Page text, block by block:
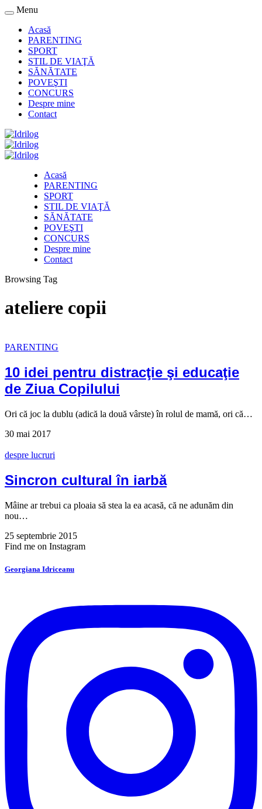
Menu
Acasă
PARENTING
SPORT
STIL DE VIAŢĂ
SĂNĂTATE
POVEŞTI
CONCURS
Despre mine
Contact
Acasă
PARENTING
SPORT
STIL DE VIAŢĂ
SĂNĂTATE
POVEŞTI
CONCURS
Despre mine
Contact
Browsing Tag
ateliere copii
PARENTING
10 idei pentru distracţie şi educaţie
de Ziua Copilului
Ori că joc la dublu (adică la două vârste) în rolul de mamă, ori că…
30 mai 2017
despre lucruri
Sincron cultural în iarbă
Mâine ar trebui ca ploaia să stea la ea acasă, că ne adunăm din
nou…
25 septembrie 2015
Find me on Instagram
Georgiana Idriceanu